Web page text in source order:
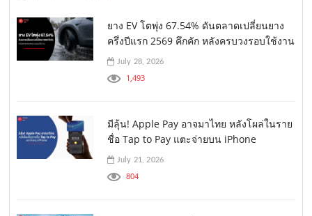
ยาง EV โตพุ่ง 67.54% ดันตลาดเปลี่ยนยาง
ครึ่งปีแรก 2569 คึกคัก หลังครบวงรอบใช้งาน
July 28, 2026
1,493
มีลุ้น! Apple Pay อาจมาไทย หลังโผล่ในราย
ชื่อ Tap to Pay แตะจ่ายบน iPhone
July 21, 2026
804